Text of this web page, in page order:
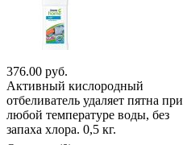
376.00 руб.
Активный кислородный
отбеливатель удаляет пятна при
любой температуре воды, без
запаха хлора. 0,5 кг.